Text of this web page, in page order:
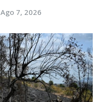
Ago 7, 2026